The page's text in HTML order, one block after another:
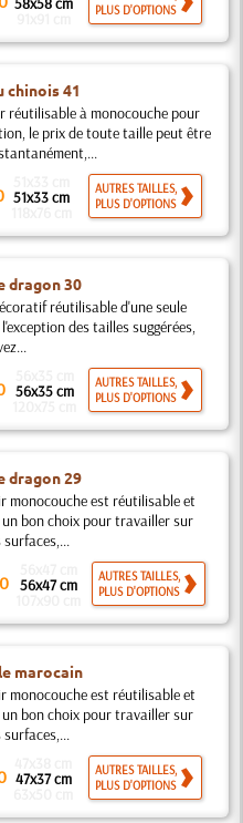
PLUS D'OPTIONS
chinois 41
réutilisable à monocouche pour
le prix de toute taille peut être
51x33 cm
AUTRES TAILLES,
PLUS D'OPTIONS
dragon 30
réutilisable d'une seule
des tailles suggérées,
56x35 cm
AUTRES TAILLES,
PLUS D'OPTIONS
dragon 29
monocouche est réutilisable et
bon choix pour travailler sur
56x47 cm
AUTRES TAILLES,
PLUS D'OPTIONS
marocain
monocouche est réutilisable et
bon choix pour travailler sur
47x37 cm
AUTRES TAILLES,
PLUS D'OPTIONS